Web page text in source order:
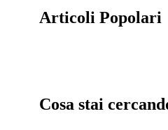
Articoli Popolari
Cosa stai